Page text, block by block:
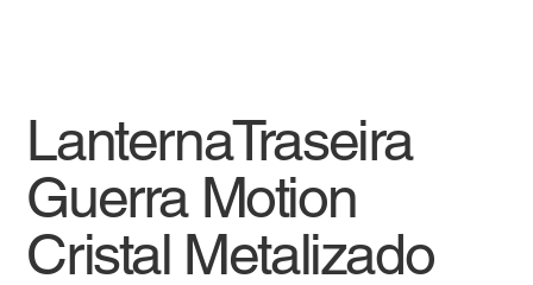
LanternaTraseira
Guerra Motion
Cristal Metalizado